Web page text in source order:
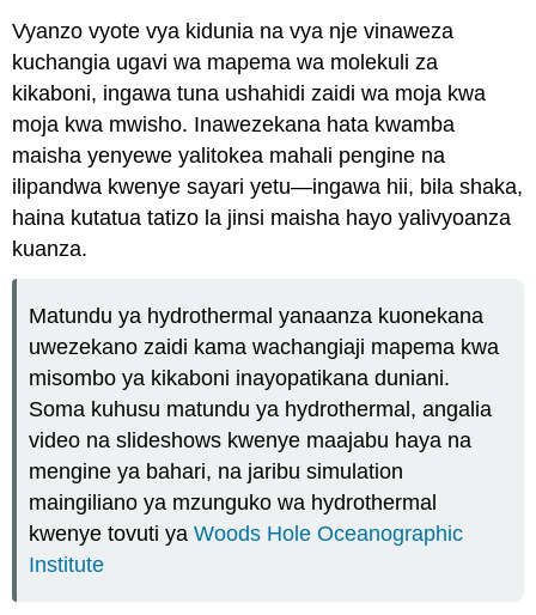
Vyanzo vyote vya kidunia na vya nje vinaweza
kuchangia ugavi wa mapema wa molekuli za
kikaboni, ingawa tuna ushahidi zaidi wa moja kwa
moja kwa mwisho. Inawezekana hata kwamba
maisha yenyewe yalitokea mahali pengine na
ilipandwa kwenye sayari yetu—ingawa hii, bila shaka,
haina kutatua tatizo la jinsi maisha hayo yalivyoanza
kuanza.
Matundu ya hydrothermal yanaanza kuonekana
uwezekano zaidi kama wachangiaji mapema kwa
misombo ya kikaboni inayopatikana duniani.
Soma kuhusu matundu ya hydrothermal, angalia
video na slideshows kwenye maajabu haya na
mengine ya bahari, na jaribu simulation
maingiliano ya mzunguko wa hydrothermal
kwenye tovuti yaWoods Hole Oceanographic
Institute